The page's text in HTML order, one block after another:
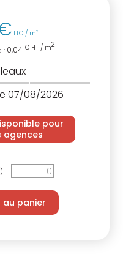
TTC / m2
: 0,04 € HT / m2
07/08/2026
pour
agences
)
au panier